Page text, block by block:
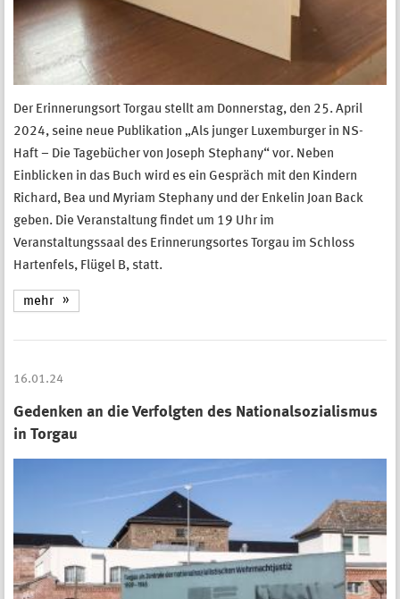
Der Erinnerungsort Torgau stellt am Donnerstag, den 25. April
2024, seine neue Publikation „Als junger Luxemburger in NS-
Haft – Die Tagebücher von Joseph Stephany“ vor. Neben
Einblicken in das Buch wird es ein Gespräch mit den Kindern
Richard, Bea und Myriam Stephany und der Enkelin Joan Back
geben. Die Veranstaltung findet um 19 Uhr im
Veranstaltungssaal des Erinnerungsortes Torgau im Schloss
Hartenfels, Flügel B, statt.
mehr
16.01.24
Gedenken an die Verfolgten des Nationalsozialismus
in Torgau